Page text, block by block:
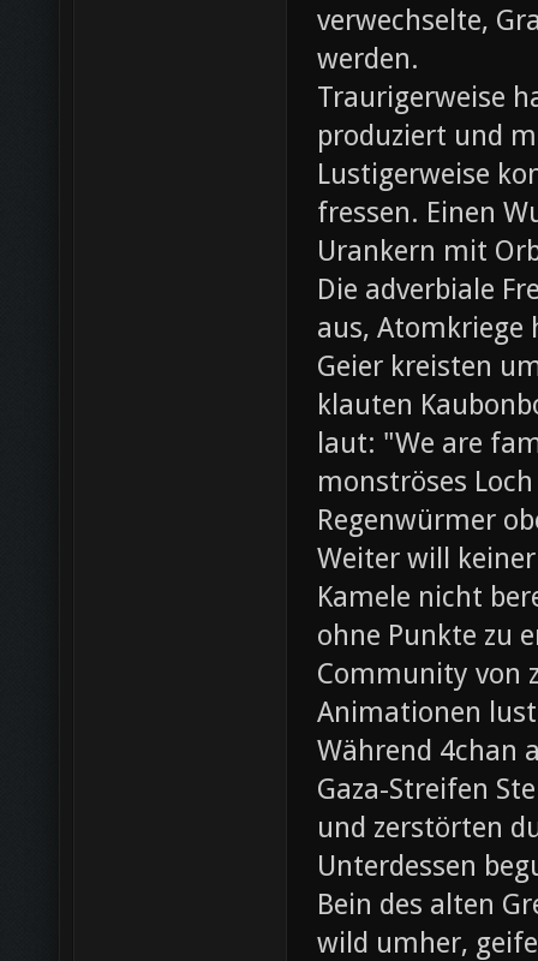
verwechselte,
werden.
Traurigerweise
produziert und
Lustigerweise
fressen. Einen
Urankern mit
Die adverbiale
aus,
Geier kreisten
klauten
laut: "We are
monströses
Regenwürmer
Weiter will
Kamele nicht
ohne Punkte zu
Community von
Animationen
Während 4chan
Gaza-Streifen
und zerstörten
Unterdessen
Bein des alten
wild umher,